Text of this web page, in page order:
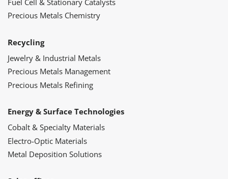
Precious Metals Chemistry
Recycling
Jewelry & Industrial Metals
Precious Metals Management
Precious Metals Refining
Energy & Surface Technologies
Cobalt & Specialty Materials
Electro-Optic Materials
Metal Deposition Solutions